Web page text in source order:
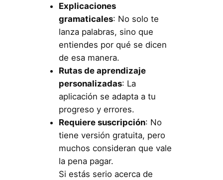
Explicaciones
gramaticales: No solo te
lanza palabras, sino que
entiendes por qué se dicen
de esa manera.
Rutas de aprendizaje
personalizadas: La
aplicación se adapta a tu
progreso y errores.
Requiere suscripción: No
tiene versión gratuita, pero
muchos consideran que vale
la pena pagar.
Si estás serio acerca de